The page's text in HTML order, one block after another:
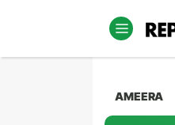
AMEERA